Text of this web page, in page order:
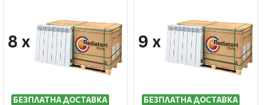
БЕЗПЛАТНА ДОСТАВКА БЕЗПЛАТНА ДОСТАВКА